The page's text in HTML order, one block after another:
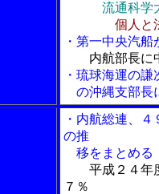
流通科学
個人と
・第一中央汽
内航部長に
・琉球海運の
の沖縄支部長
・内航総連、
の推
移をまとめる
平成２４年
７％